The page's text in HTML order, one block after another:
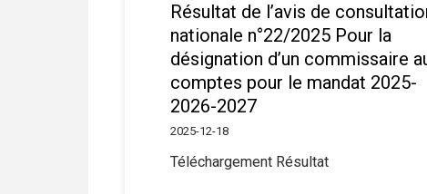
Résultat de l’avis de
nationale n°22/2025 Pour la
désignation d’un commissaire
comptes pour le mandat 2025-
2026-2027
2025-12-18
Téléchargement Résultat